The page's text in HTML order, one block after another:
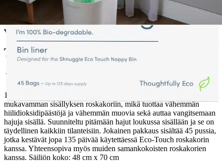
Tuotekuvaus
100-prosenttisesti biohajoavia Better Bag roskapussimme tarjoavat
mukavamman sisällyksen roskakoriin, mikä tuottaa vähemmän
hiilidioksidipäästöjä ja vähemmän muovia sekä auttaa vangitsemaan
hajuja sisällä. Suunniteltu pitämään hajut loukussa sisällään ja se on
täydellinen kaikkiin tilanteisiin. Jokainen pakkaus sisältää 45 pussia,
jotka kestävät jopa 135 päivää käytettäessä Eco-Touch roskakorin
kanssa. Yhteensopiva myös muiden samankokoisten roskakorien
kanssa. Säiliön koko: 48 cm x 70 cm